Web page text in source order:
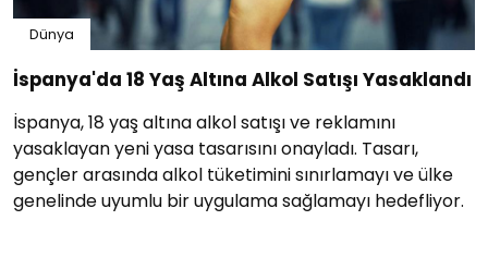
Dünya
İspanya'da 18 Yaş Altına Alkol Satışı Yasaklandı
İspanya, 18 yaş altına alkol satışı ve reklamını
yasaklayan yeni yasa tasarısını onayladı. Tasarı,
gençler arasında alkol tüketimini sınırlamayı ve ülke
genelinde uyumlu bir uygulama sağlamayı hedefliyor.